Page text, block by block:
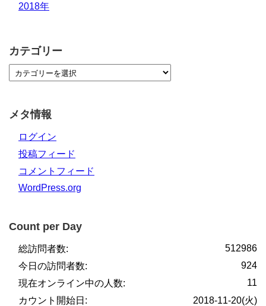
2018年
カテゴリー
メタ情報
ログイン
投稿フィード
コメントフィード
WordPress.org
Count per Day
512986
総訪問者数:
924
今日の訪問者数:
11
現在オンライン中の人数:
2018-11-20(火)
カウント開始日: